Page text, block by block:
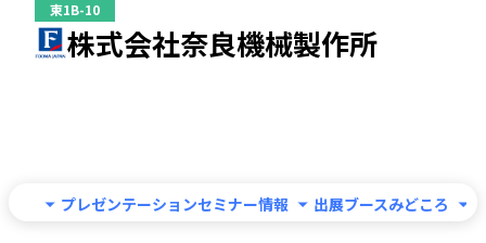
東1B-10
株式会社奈良機械製作所
プレゼンテーションセミナー情報 出展ブースみどころ